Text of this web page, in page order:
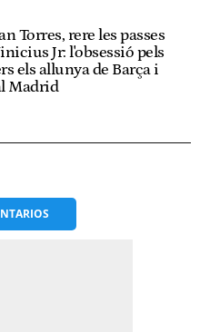
Torres, rere les passes
Jr: l'obsessió pels
els allunya de Barça i
Madrid